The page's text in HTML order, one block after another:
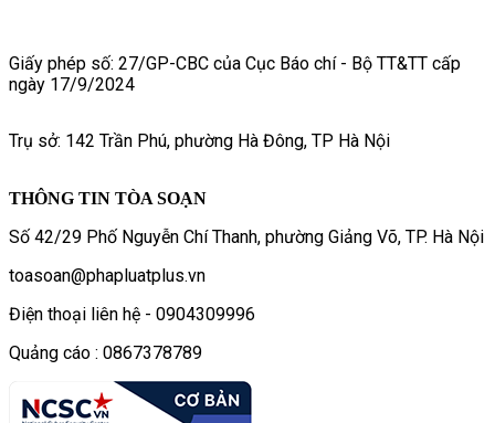
Giấy phép số: 27/GP-CBC của Cục Báo chí - Bộ TT&TT cấp
ngày 17/9/2024
Trụ sở: 142 Trần Phú, phường Hà Đông, TP Hà Nội
THÔNG TIN TÒA SOẠN
Số 42/29 Phố Nguyễn Chí Thanh, phường Giảng Võ, TP. Hà Nội
toasoan@phapluatplus.vn
Điện thoại liên hệ - 0904309996
Quảng cáo : 0867378789